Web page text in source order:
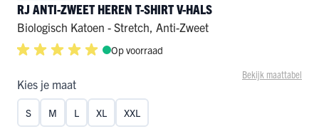
RJ ANTI-ZWEET HEREN T-SHIRT V-HALS
Biologisch Katoen - Stretch, Anti-Zweet
Op voorraad
Bekijk maattabel
Kies je maat
S M L XL XXL